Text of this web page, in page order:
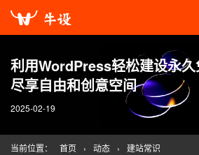
利用WordPress轻松建设永
尽享自由和创意空间
2025-02-19
当前位置： 首页 › 动态 › 建站常识